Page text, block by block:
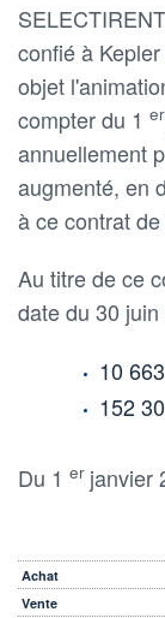
confié à
objet
compter du 1 er
annuellement
augmenté, en
à ce contrat
Au titre de ce
date du 30 juin
10
152
Du 1 er janvier
Achat
Vente